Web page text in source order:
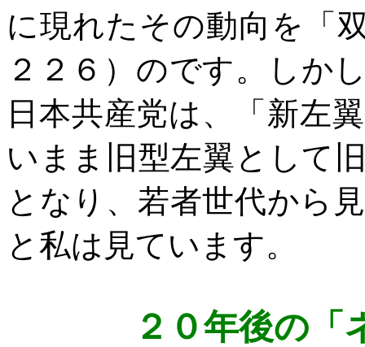
に現れたその動向を「
２２６）のです。しか
日本共産党は、「新左
いまま旧型左翼として
となり、若者世代から
と私は見ています。
２０年後の「